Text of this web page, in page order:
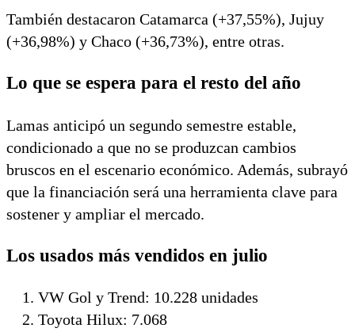
También destacaron Catamarca (+37,55%), Jujuy
(+36,98%) y Chaco (+36,73%), entre otras.
Lo que se espera para el resto del año
Lamas anticipó un segundo semestre estable,
condicionado a que no se produzcan cambios
bruscos en el escenario económico. Además, subrayó
que la financiación será una herramienta clave para
sostener y ampliar el mercado.
Los usados más vendidos en julio
VW Gol y Trend: 10.228 unidades
Toyota Hilux: 7.068